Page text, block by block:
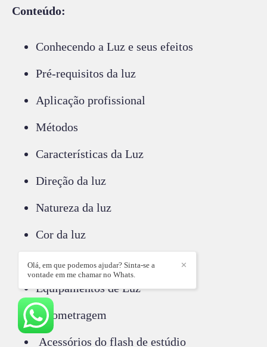
Conteúdo:
Conhecendo a Luz e seus efeitos
Pré-requisitos da luz
Aplicação profissional
Métodos
Características da Luz
Direção da luz
Natureza da luz
Cor da luz
Papéis da luz
Equipamentos de Luz
Fotometragem
Acessórios do flash de estúdio
✕
Olá, em que podemos ajudar? Sinta-se a
vontade em me chamar no Whats.